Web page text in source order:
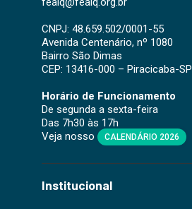
CNPJ: 48.659.502/0001-55
Avenida Centenário, nº 1080
Bairro São Dimas
CEP: 13416-000 – Piracicaba-SP
Horário de Funcionamento
De segunda a sexta-feira
Das 7h30 às 17h
Veja nosso
CALENDÁRIO 2026
Institucional